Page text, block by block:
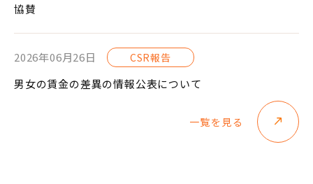
協賛
2026年06月26日 CSR報告
男女の賃金の差異の情報公表について
一覧を見る